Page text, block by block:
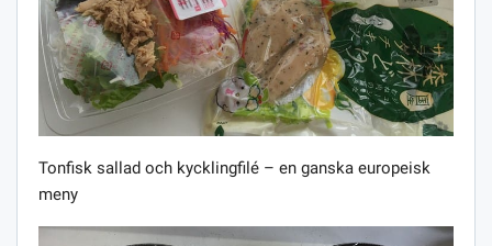
Tonfisk sallad och kycklingfilé – en ganska europeisk
meny